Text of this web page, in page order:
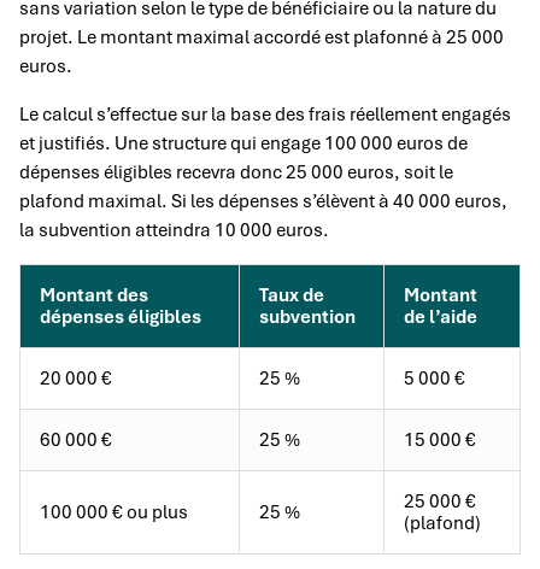
sans variation selon le type de bénéficiaire ou la nature du
projet. Le montant maximal accordé est plafonné à 25 000
euros.
Le calcul s’effectue sur la base des frais réellement engagés
et justifiés. Une structure qui engage 100 000 euros de
dépenses éligibles recevra donc 25 000 euros, soit le
plafond maximal. Si les dépenses s’élèvent à 40 000 euros,
la subvention atteindra 10 000 euros.
Montant des
dépenses éligibles
Taux de
subvention
Montant
de l’aide
20 000 € 25 % 5 000 €
60 000 € 25 % 15 000 €
100 000 € ou plus 25 %
25 000 €
(plafond)